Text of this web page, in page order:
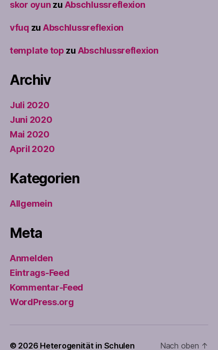
skor oyun zu Abschlussreflexion
vfuq zu Abschlussreflexion
template top zu Abschlussreflexion
Archiv
Juli 2020
Juni 2020
Mai 2020
April 2020
Kategorien
Allgemein
Meta
Anmelden
Eintrags-Feed
Kommentar-Feed
WordPress.org
© 2026 Heterogenität in Schulen Nach oben ↑